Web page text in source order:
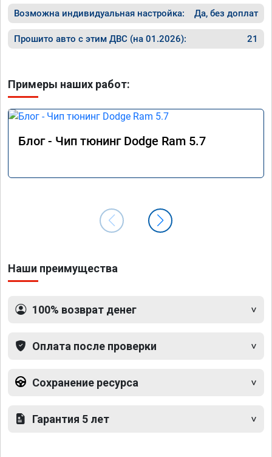
Возможна индивидуальная настройка: Да, без доплат
Прошито авто с этим ДВС (на 01.2026): 21
Примеры наших работ:
Блог - Чип тюнинг Dodge Ram 5.7
Наши преимущества
100% возврат денег
Оплата после проверки
Сохранение ресурса
Гарантия 5 лет